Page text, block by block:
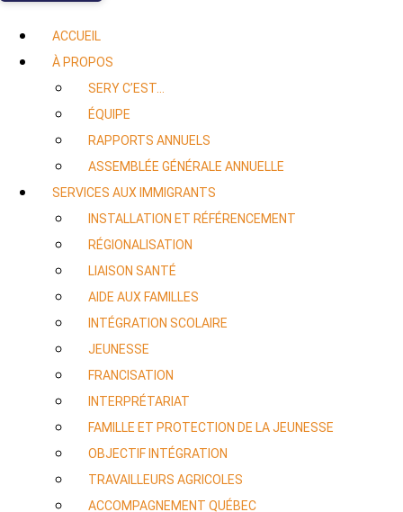
ACCUEIL
À PROPOS
SERY C’EST…
ÉQUIPE
RAPPORTS ANNUELS
ASSEMBLÉE GÉNÉRALE ANNUELLE
SERVICES AUX IMMIGRANTS
INSTALLATION ET RÉFÉRENCEMENT
RÉGIONALISATION
LIAISON SANTÉ
AIDE AUX FAMILLES
INTÉGRATION SCOLAIRE
JEUNESSE
FRANCISATION
INTERPRÉTARIAT
FAMILLE ET PROTECTION DE LA JEUNESSE
OBJECTIF INTÉGRATION
TRAVAILLEURS AGRICOLES
ACCOMPAGNEMENT QUÉBEC